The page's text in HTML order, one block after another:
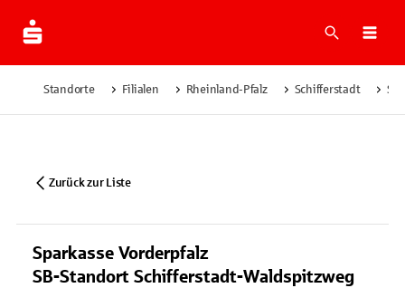
Suche
Standorte Filialen Rheinland-Pfalz Schifferstadt
Zurück zur Liste
Sparkasse Vorderpfalz
SB-Standort Schifferstadt-Waldspitzweg